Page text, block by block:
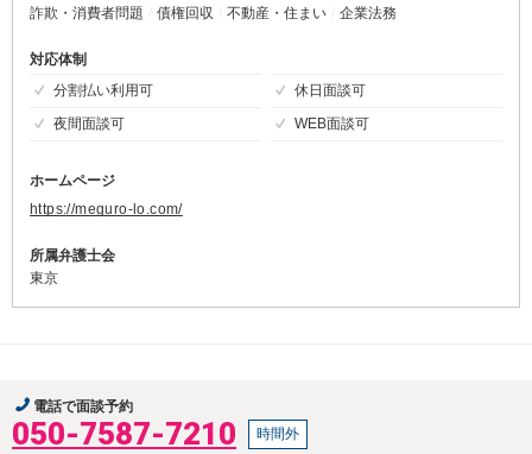
詐欺・消費者問題
債権回収 不動産・住まい 企業法務
対応体制
分割払い利用可
休日面談可
夜間面談可
WEB面談可
ホームページ
https://meguro-lo.com/
所属弁護士会
東京
電話で面談予約
050-7587-7210 時間外